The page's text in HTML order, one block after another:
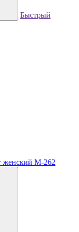
Быстрый